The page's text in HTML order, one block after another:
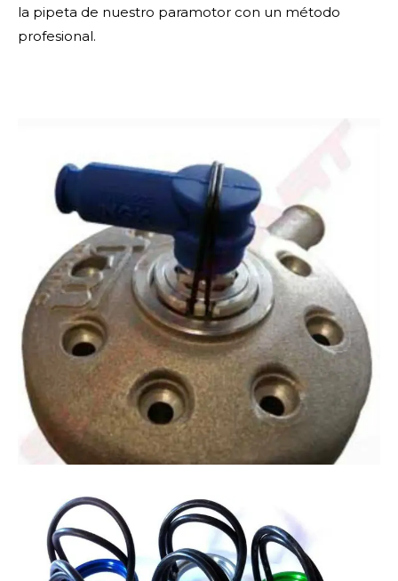
la pipeta de nuestro paramotor con un método
profesional.